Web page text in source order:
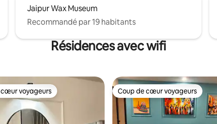
Jaipur Wax Museum
Recommandé par 19 habitants
Résidences avec wifi
cœur voyageurs
voyageurs Coup de cœur voyageurs
Coup de cœur voyageurs